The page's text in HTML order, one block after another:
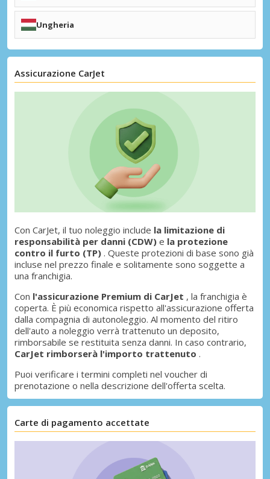
Linköping (LPI)
Arvidsjaur (AJR)
Istanbul
Antalya (AYT)
Istanbul Internazionale (IST)
Kayseri (ASR)
Bodrum (BJV)
Ankara (ESB)
Gaziantep (GZT)
Nevşehir (NAV)
Konya (KYA)
+ Destinazioni Turchia
Ungheria
Pécs (PEV)
+ Destinazioni Ungheria
Assicurazione CarJet
Con CarJet, il tuo noleggio include la limitazione di
responsabilità per danni (CDW) e la protezione
contro il furto (TP) . Queste protezioni di base sono già
incluse nel prezzo finale e solitamente sono soggette a
una franchigia.
Con l'assicurazione Premium di CarJet , la franchigia è
coperta. È più economica rispetto all'assicurazione offerta
dalla compagnia di autonoleggio. Al momento del ritiro
dell'auto a noleggio verrà trattenuto un deposito,
rimborsabile se restituita senza danni. In caso contrario,
CarJet rimborserà l'importo trattenuto .
Puoi verificare i termini completi nel voucher di
prenotazione o nella descrizione dell'offerta scelta.
Carte di pagamento accettate